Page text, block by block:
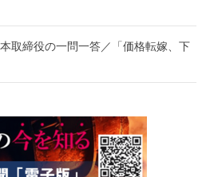
取締役の一問一答／「価格転嫁、下